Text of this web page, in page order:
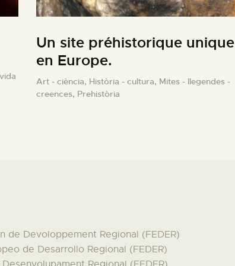
Un site préhistorique unique
en Europe.
Art - ciència, Història - cultura, Mites - llegendes -
creences, Prehistòria
de Devoloppement Regional (FEDER)
de Desarrollo Regional (FEDER)